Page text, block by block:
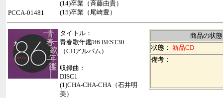
(14)卒業（斉藤由貴）
(15)卒業（尾崎豊）
PCCA-01481
タイトル：
青春歌年鑑'86 BEST30
（CDアルバム）
収録曲：
DISC1
(1)CHA-CHA-CHA（石井明
美）
商品の状態
状態： 新品CD
備考：